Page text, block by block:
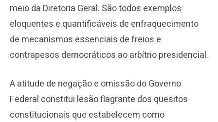
meio da Diretoria Geral. São todos exemplos
eloquentes e quantificáveis de enfraquecimento
de mecanismos essenciais de freios e
contrapesos democráticos ao arbítrio presidencial.
A atitude de negação e omissão do Governo
Federal constitui lesão flagrante dos quesitos
constitucionais que estabelecem como